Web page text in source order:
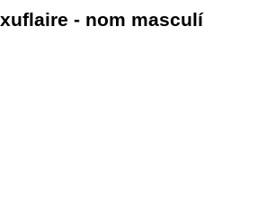
xuflaire - nom masculí